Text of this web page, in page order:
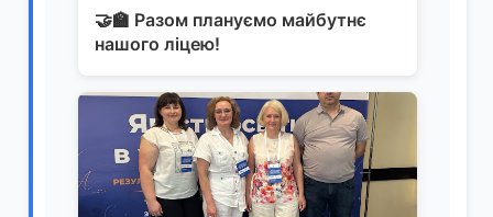
🤝🏫 Разом плануємо майбутнє
нашого ліцею!